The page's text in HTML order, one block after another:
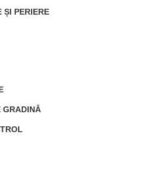
ȘI PERIERE
GRADINĂ